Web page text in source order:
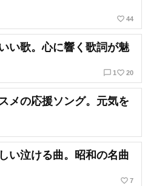
favorite_border 44
い歌。心に響く歌詞が魅
chat_bubble_outline 1 favorite_border 20
メの応援ソング。元気を
い泣ける曲。昭和の名曲
favorite_border 7